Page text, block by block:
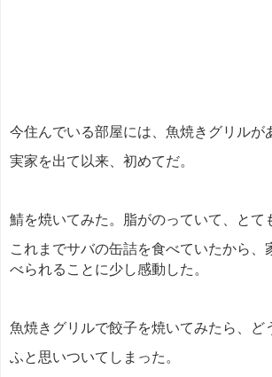
今住んでいる部屋には、魚焼きグリルが
実家を出て以来、初めてだ。
鯖を焼いてみた。脂がのっていて、とて
これまでサバの缶詰を食べていたから、
べられることに少し感動した。
魚焼きグリルで餃子を焼いてみたら、ど
ふと思いついてしまった。